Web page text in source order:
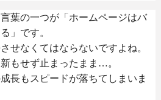
葉の一つが「ホームページはバ
」です。
せなくてはならないですよね。
もせず止まったまま …。
長もスピードが落ちてしまいま